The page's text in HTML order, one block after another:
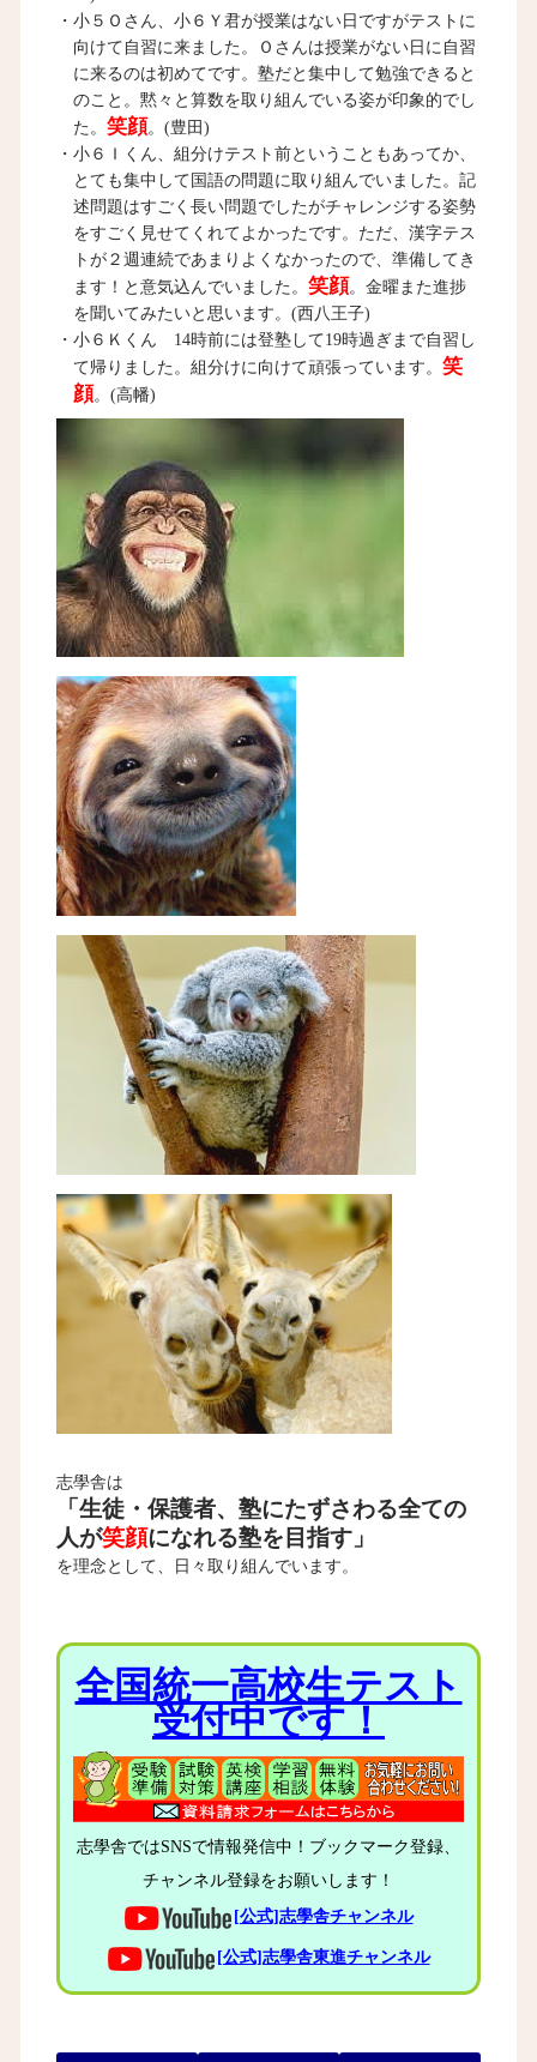
・小５Ｏさん、小６Ｙ君が授業はない日ですがテストに
向けて自習に来ました。Ｏさんは授業がない日に自習
に来るのは初めてです。塾だと集中して勉強できると
のこと。黙々と算数を取り組んでいる姿が印象的でし
た。 笑顔。(豊田)
・小６Ｉくん、組分けテスト前ということもあってか、
とても集中して国語の問題に取り組んでいました。記
述問題はすごく長い問題でしたがチャレンジする姿勢
をすごく見せてくれてよかったです。ただ、漢字テス
トが２週連続であまりよくなかったので、準備してき
ます！と意気込んでいました。 笑顔。金曜また進捗
を聞いてみたいと思います。(西八王子)
・小６Ｋくん 14時前には登塾して19時過ぎまで自習し
て帰りました。組分けに向けて頑張っています。 笑
顔。(高幡)
志學舎は
「生徒・保護者、塾にたずさわる全ての
人が笑顔になれる塾を目指す」
を理念として、日々取り組んでいます。
全国統一高校生テスト
受付中です！
志學舎ではSNSで情報発信中！ブックマーク登録、
チャンネル登録をお願いします！
[公式]志學舎チャンネル
[公式]志學舎東進チャンネル